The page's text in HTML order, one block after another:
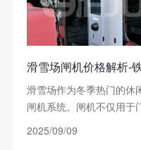
滑雪场闸机价格解析-
滑雪场作为冬季热门的休
闸机系统。闸机不仅用于
2025/09/09